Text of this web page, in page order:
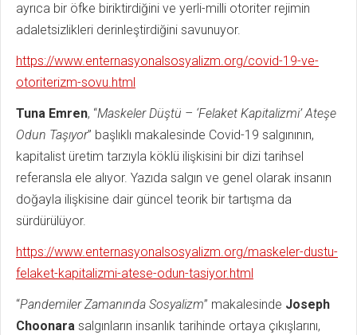
ayrıca bir öfke biriktirdiğini ve yerli-milli otoriter rejimin
adaletsizlikleri derinleştirdiğini savunuyor.
https://www.enternasyonalsosyalizm.org/covid-19-ve-
otoriterizm-sovu.html
Tuna Emren, “Maskeler Düştü – ‘Felaket Kapitalizmi’ Ateşe
Odun Taşıyor” başlıklı makalesinde Covid-19 salgınının,
kapitalist üretim tarzıyla köklü ilişkisini bir dizi tarihsel
referansla ele alıyor. Yazıda salgın ve genel olarak insanın
doğayla ilişkisine dair güncel teorik bir tartışma da
sürdürülüyor.
https://www.enternasyonalsosyalizm.org/maskeler-dustu-
felaket-kapitalizmi-atese-odun-tasiyor.html
“Pandemiler Zamanında Sosyalizm” makalesinde Joseph
Choonara salgınların insanlık tarihinde ortaya çıkışlarını,